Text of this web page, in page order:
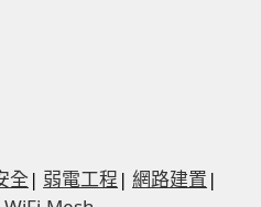
全 | 弱電工程 |網路建置 |